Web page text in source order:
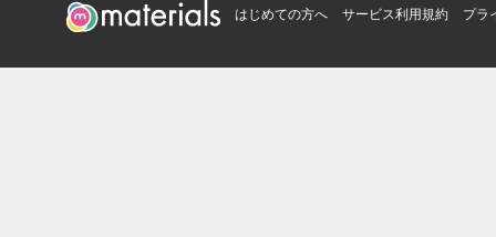
はじめての方へ サービス利用規約 プラ